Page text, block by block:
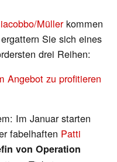
Müllerkommen
Sie sich eines
drei Reihen:
Angebot zu profitieren
Im Januar starten
fabelhaften Patti
von Operation